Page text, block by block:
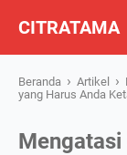
CITRATAMA
Beranda › Artikel ›
yang Harus Anda
Mengatasi